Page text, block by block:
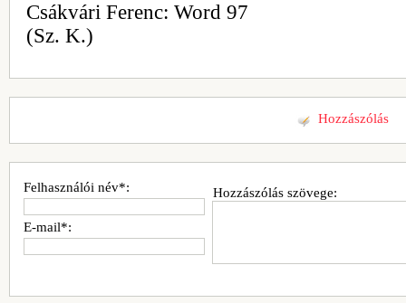
Csákvári Ferenc: Word 97
(Sz. K.)
Hozzászólás
Hozzászólás szövege:
Felhasználói név*:
E-mail*: